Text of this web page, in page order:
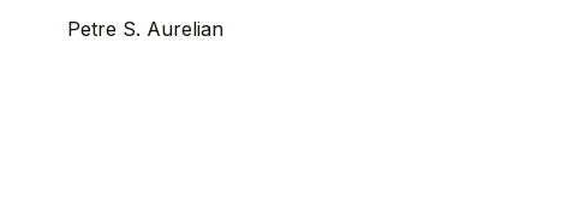
Petre S. Aurelian